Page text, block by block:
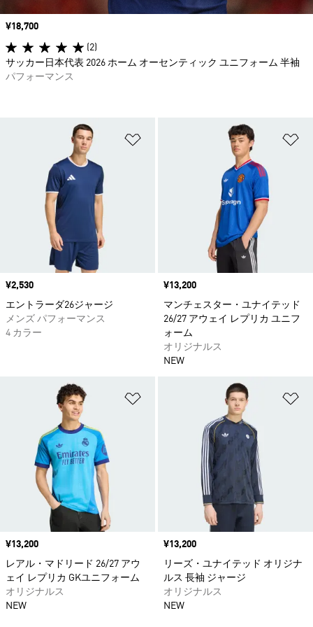
ほしいものリストに追加
価格
¥2,530
エントラーダ26ジャージ
メンズ パフォーマンス
4 カラー
価格
¥13,200
マンチェスター・ユナイテッド
26/27 アウェイ レプリカ ユニフ
ォーム
オリジナルス
NEW
ほしいものリストに追加
価格
¥13,200
レアル・マドリード 26/27 アウ
ェイ レプリカ GKユニフォーム
オリジナルス
NEW
価格
¥13,200
リーズ・ユナイテッド オリジナ
ルス 長袖 ジャージ
オリジナルス
NEW
価格
¥18,700
(2)
サッカー日本代表 2026 ホーム オーセンティック ユニフォーム 半袖
パフォーマンス